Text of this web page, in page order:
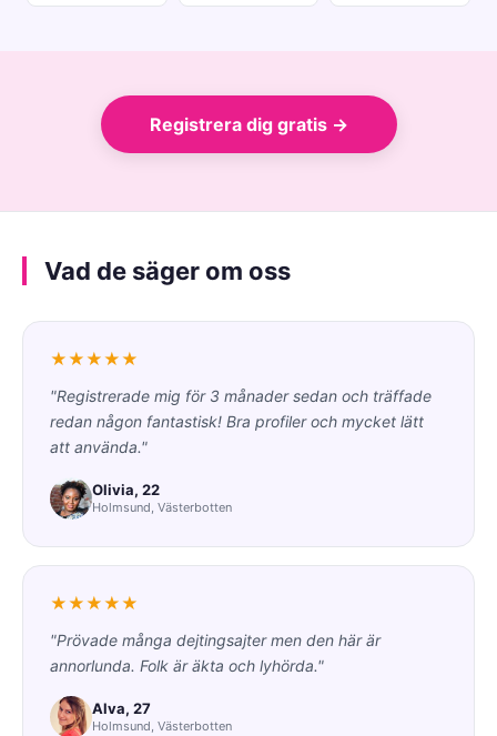
Registrera dig gratis →
Vad de säger om oss
★★★★★
"Registrerade mig för 3 månader sedan och träffade
redan någon fantastisk! Bra profiler och mycket lätt
att använda."
Olivia, 22
Holmsund, Västerbotten
★★★★★
"Prövade många dejtingsajter men den här är
annorlunda. Folk är äkta och lyhörda."
Alva, 27
Holmsund, Västerbotten